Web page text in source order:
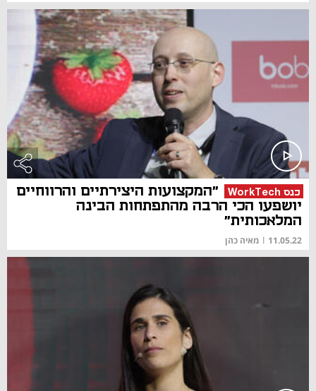
כנס WorkTech
"המקצועות היצירתיים והרווחיים
יושפעו הכי הרבה מהתפתחות הבינה
המלאכותית"
11.05.22
| מאיה כהן